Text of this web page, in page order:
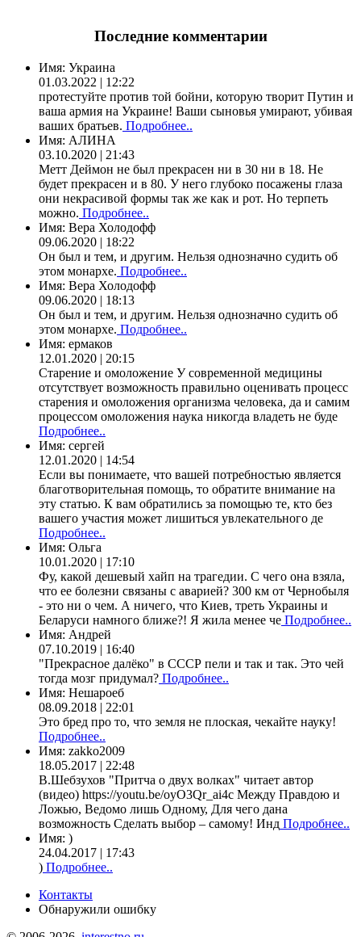
Последние комментарии
Имя: Украина
01.03.2022 | 12:22
протестуйте против той бойни, которую творит Путин и
ваша армия на Украине! Ваши сыновья умирают, убивая
ваших братьев. Подробнее..
Имя: АЛИНА
03.10.2020 | 21:43
Метт Деймон не был прекрасен ни в 30 ни в 18. Не
будет прекрасен и в 80. У него глубоко посажены глаза
они некрасивой формы так же как и рот. Но терпеть
можно. Подробнее..
Имя: Вера Холодофф
09.06.2020 | 18:22
Он был и тем, и другим. Нельзя однозначно судить об
этом монархе. Подробнее..
Имя: Вера Холодофф
09.06.2020 | 18:13
Он был и тем, и другим. Нельзя однозначно судить об
этом монархе. Подробнее..
Имя: ермаков
12.01.2020 | 20:15
Старение и омоложение У современной медицины
отсутствует возможность правильно оценивать процесс
старения и омоложения организма человека, да и самим
процессом омоложения наука никогда владеть не буде
Подробнее..
Имя: сергей
12.01.2020 | 14:54
Если вы понимаете, что вашей потребностью является
благотворительная помощь, то обратите внимание на
эту статью. К вам обратились за помощью те, кто без
вашего участия может лишиться увлекательного де
Подробнее..
Имя: Ольга
10.01.2020 | 17:10
Фу, какой дешевый хайп на трагедии. С чего она взяла,
что ее болезни связаны с аварией? 300 км от Чернобыля
- это ни о чем. А ничего, что Киев, треть Украины и
Беларуси намного ближе?! Я жила менее че Подробнее..
Имя: Андрей
07.10.2019 | 16:40
"Прекрасное далёко" в СССР пели и так и так. Это чей
тогда мозг придумал? Подробнее..
Имя: Нешароеб
08.09.2018 | 22:01
Это бред про то, что земля не плоская, чекайте науку!
Подробнее..
Имя: zakko2009
18.05.2017 | 22:48
В.Шебзухов "Притча о двух волках" читает автор
(видео) https://youtu.be/oyO3Qr_ai4c Между Правдою и
Ложью, Ведомо лишь Одному, Для чего дана
возможность Сделать выбор – самому! Инд Подробнее..
Имя: )
24.04.2017 | 17:43
) Подробнее..
Контакты
Обнаружили ошибку